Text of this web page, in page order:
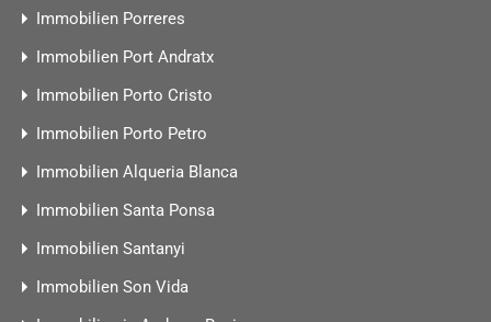
Immobilien Porreres
Immobilien Port Andratx
Immobilien Porto Cristo
Immobilien Porto Petro
Immobilien Alqueria Blanca
Immobilien Santa Ponsa
Immobilien Santanyi
Immobilien Son Vida